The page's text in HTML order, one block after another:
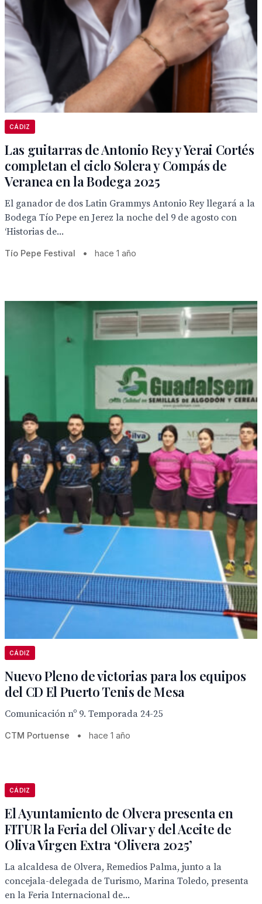
CÁDIZ
Las guitarras de Antonio Rey y Yerai Cortés
completan el ciclo Solera y Compás de
Veranea en la Bodega 2025
El ganador de dos Latin Grammys Antonio Rey llegará a la
Bodega Tío Pepe en Jerez la noche del 9 de agosto con
‘Historias de...
Tío Pepe Festival • hace 1 año
CÁDIZ
Nuevo Pleno de victorias para los equipos
del CD El Puerto Tenis de Mesa
Comunicación nº 9. Temporada 24-25
CTM Portuense • hace 1 año
CÁDIZ
El Ayuntamiento de Olvera presenta en
FITUR la Feria del Olivar y del Aceite de
Oliva Virgen Extra ‘Olivera 2025’
La alcaldesa de Olvera, Remedios Palma, junto a la
concejala-delegada de Turismo, Marina Toledo, presenta
en la Feria Internacional de...